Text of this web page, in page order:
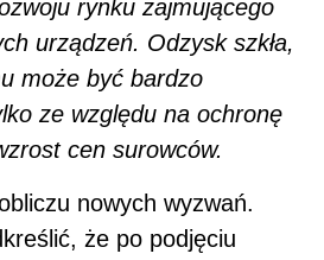
rynku zajmującego
urządzeń. Odzysk szkła,
może być bardzo
ze względu na ochronę
cen surowców.
nowych wyzwań.
że po podjęciu